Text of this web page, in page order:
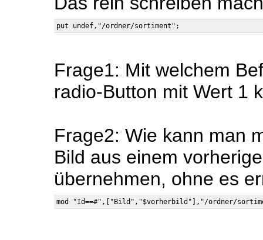
Frage1: Mit welchem
radio-Button mit Wert 1
Frage2: Wie kann man
Bild aus einem
übernehmen, ohne es